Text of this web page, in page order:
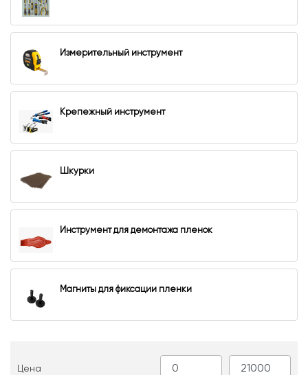
Измерительный инструмент
Крепежный инструмент
Шкурки
Инструмент для демонтажа пленок
Магниты для фиксации пленки
Цена